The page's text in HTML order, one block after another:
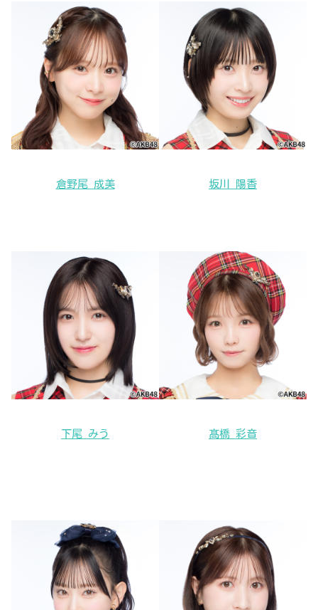
倉野尾 成美 坂川 陽香
下尾 みう 髙橋 彩音